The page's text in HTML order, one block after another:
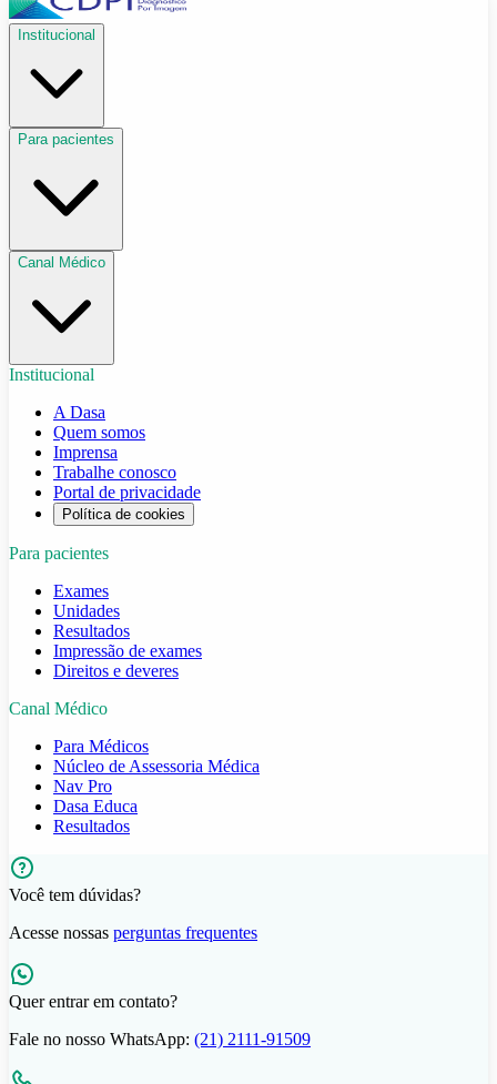
Institucional
Para pacientes
Canal Médico
Institucional
A Dasa
Quem somos
Imprensa
Trabalhe conosco
Portal de privacidade
Política de cookies
Para pacientes
Exames
Unidades
Resultados
Impressão de exames
Direitos e deveres
Canal Médico
Para Médicos
Núcleo de Assessoria Médica
Nav Pro
Dasa Educa
Resultados
Você tem dúvidas?
Acesse nossas perguntas frequentes
Quer entrar em contato?
Fale no nosso WhatsApp: (21) 2111-91509